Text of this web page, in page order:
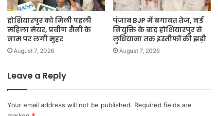
होशियारपुर को मिली पहली
महिला मेयर, प्रवीण सैनी के
नाम पर लगी मुहर
August 7, 2026
पंजाब BJP में बगावत तेज, नई
नियुक्ति के बाद होशियारपुर से
लुधियाना तक इस्तीफों की झड़ी
August 7, 2026
Leave a Reply
Your email address will not be published. Required fields are